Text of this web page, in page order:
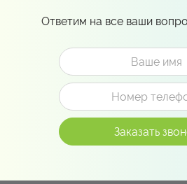
Ответим на все ваши